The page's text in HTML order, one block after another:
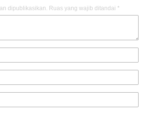
dipublikasikan. Ruas yang wajib ditandai *